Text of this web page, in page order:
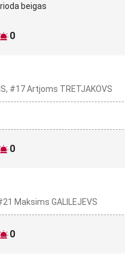
beigas
0
#17 Artjoms TRETJAKOVS
0
Maksims GALILEJEVS
0